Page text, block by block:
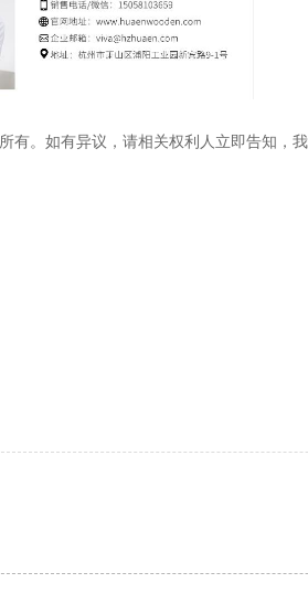
。如有异议，请相关权利人立即告知，我